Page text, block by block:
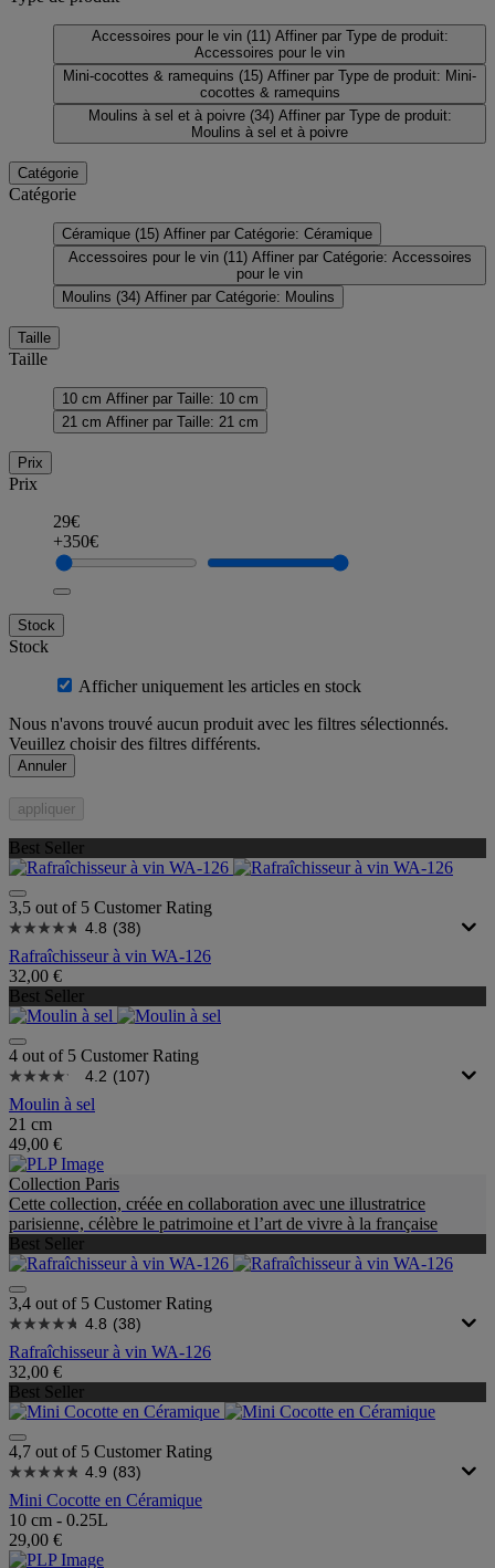
Accessoires pour le vin (11) Affiner par Type de produit:
Accessoires pour le vin
Mini-cocottes & ramequins (15) Affiner par Type de produit: Mini-
cocottes & ramequins
Moulins à sel et à poivre (34) Affiner par Type de produit:
Moulins à sel et à poivre
Catégorie
Catégorie
Céramique (15) Affiner par Catégorie: Céramique
Accessoires pour le vin (11) Affiner par Catégorie: Accessoires
pour le vin
Moulins (34) Affiner par Catégorie: Moulins
Taille
Taille
10 cm Affiner par Taille: 10 cm
21 cm Affiner par Taille: 21 cm
Prix
Prix
29€
+350€
Stock
Stock
Afficher uniquement les articles en stock
Nous n'avons trouvé aucun produit avec les filtres sélectionnés.
Veuillez choisir des filtres différents.
Annuler
appliquer
Best Seller
3,5 out of 5 Customer Rating
4.8 (38)
Rafraîchisseur à vin WA-126
32,00 €
Best Seller
4 out of 5 Customer Rating
4.2 (107)
Moulin à sel
21 cm
49,00 €
Collection Paris
Cette collection, créée en collaboration avec une illustratrice
parisienne, célèbre le patrimoine et l’art de vivre à la française
Best Seller
3,4 out of 5 Customer Rating
4.8 (38)
Rafraîchisseur à vin WA-126
32,00 €
Best Seller
4,7 out of 5 Customer Rating
4.9 (83)
Mini Cocotte en Céramique
10 cm - 0.25L
29,00 €